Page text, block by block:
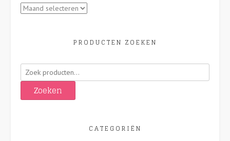
Archieven
PRODUCTEN ZOEKEN
Zoeken
naar:
Zoeken
CATEGORIËN